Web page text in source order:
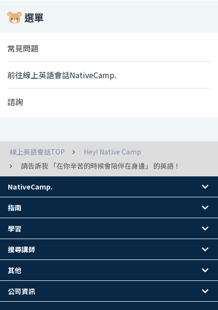
選單
常見問題
前往線上英語會話NativeCamp.
諮詢
線上英語會話TOP
Hey! Native Camp
請告訴我 「在你辛苦的時候會陪伴在身邊」 的英語！
NativeCamp.
指南
學習
搜尋講師
其他
公司資訊